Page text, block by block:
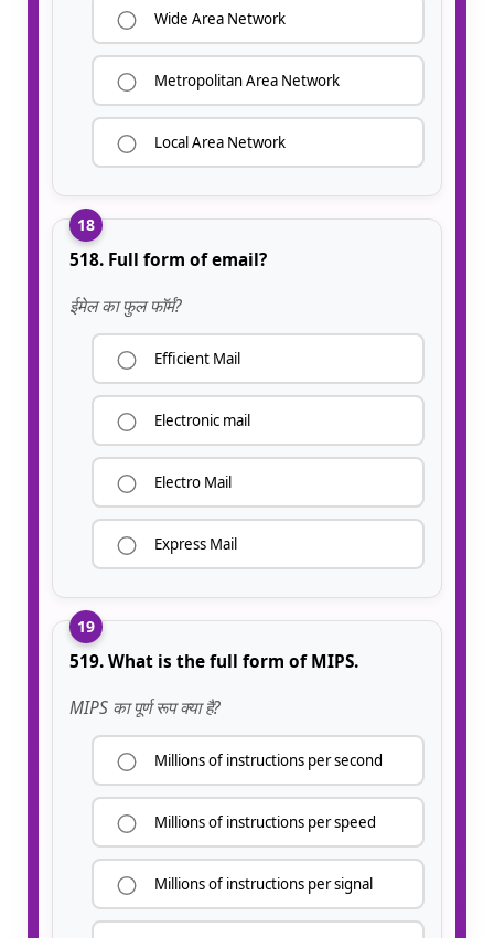
Wide Area Network
Metropolitan Area Network
Local Area Network
18
518. Full form of email?
ईमेल का फुल फॉर्म?
Efficient Mail
Electronic mail
Electro Mail
Express Mail
19
519. What is the full form of MIPS.
MIPS का पूर्ण रूप क्या है?
Millions of instructions per second
Millions of instructions per speed
Millions of instructions per signal